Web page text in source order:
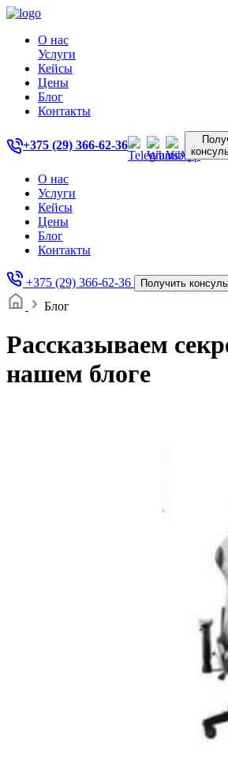
О нас
Услуги
Кейсы
Цены
Блог
Контакты
+375 (29) 366-62-36
О нас
Услуги
Кейсы
Цены
Блог
Контакты
+375 (29) 366-62-36 Получить
Блог
Рассказываем
нашем блоге